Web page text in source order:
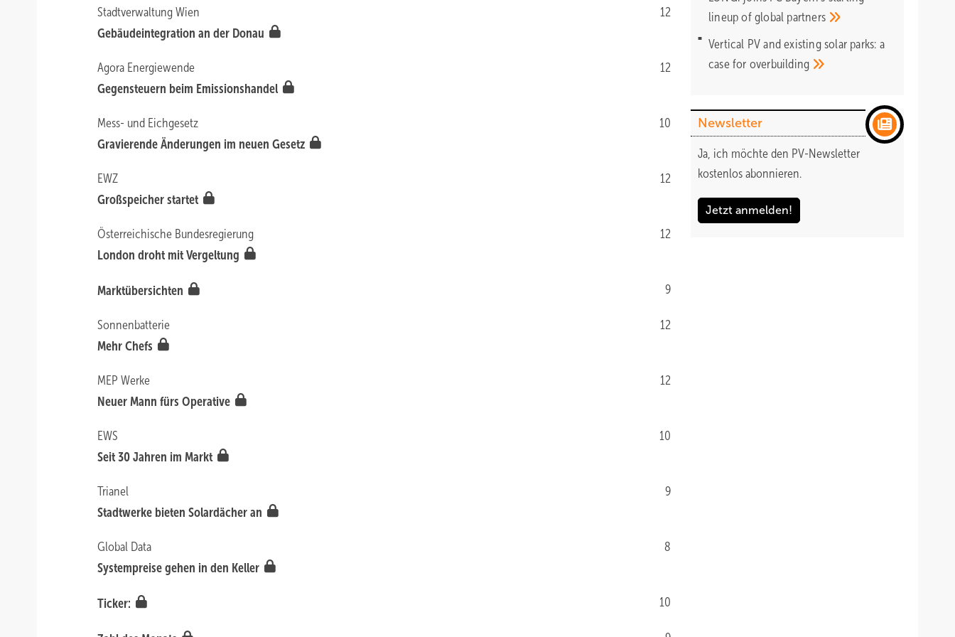
12
Stadtverwaltung Wien
Gebäudeintegration an der Donau
12
Agora Energiewende
Gegensteuern beim Emissionshandel
10
Mess- und Eichgesetz
Gravierende Änderungen im neuen Gesetz
12
EWZ
Großspeicher startet
12
Österreichische Bundesregierung
London droht mit Vergeltung
9
Marktübersichten
12
Sonnenbatterie
Mehr Chefs
12
MEP Werke
Neuer Mann fürs Operative
10
EWS
Seit 30 Jahren im Markt
9
Trianel
Stadtwerke bieten Solardächer an
8
Global Data
Systempreise gehen in den Keller
10
Ticker:
lineup of global partners
Vertical PV and existing solar parks: a
case for overbuilding
Newsletter
Ja, ich möchte den PV-Newsletter
kostenlos abonnieren.
Jetzt anmelden!